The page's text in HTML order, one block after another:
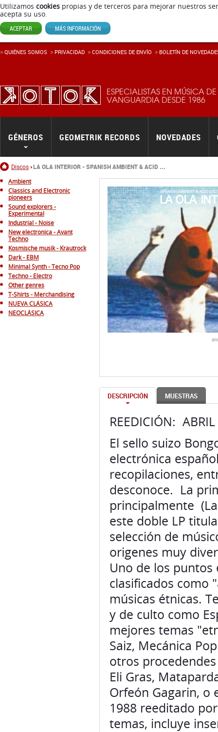
Utilizamos cookies propias y de terceros para mejorar nuestros
acepta su uso.
ACEPTAR MÁS INFORMACIÓN
ESPECIALISTAS EN MÚSICA DE
VANGUARDIA DESDE 1986
Inicio
Discos LA OLA INTERIOR - SPANISH AMBIENT & ACID ...
GÉNEROS GEOMETRIK RECORDS NOVEDADES
QUIÉNES SOMOS PRIVACIDAD CONDICIONES DE ENVÍ­O BOLETÍN DE
Ambient
Classics and Electronic
pioneers
Sound explorers -
Experimental
Industrial - Noise
New electronica - Avant
Techno
Kosmische musik - Krautrock
Dark - EBM
Minimal Synth - Tecno Pop
Techno - Electro
Other genres
T-Shirts - Merchandising
NUEVA CLÁSICA
NEOCLÁSICA
DESCRIPCIÓN MUESTRAS
REEDICIÓN:
El sello suizo
electrónica
recopilaciones,
desconoce. La
principalmente
este doble LP
selección de
origenes muy
Uno de los
clasificados como
músicas étnicas.
y de culto como
mejores temas
Saiz, Mecánica
otros
Eli Gras,
Orfeón Gagarin, o
1988 reeditado
temas, incluye